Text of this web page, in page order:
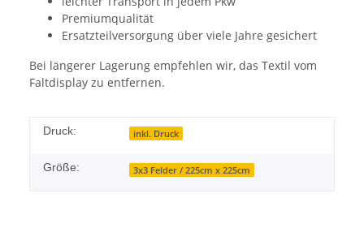
Premiumqualität
Ersatzteilversorgung über viele Jahre gesichert
Bei längerer Lagerung empfehlen wir, das Textil vom
Faltdisplay zu entfernen.
Druck: inkl. Druck
Größe: 3x3 Felder / 225cm x 225cm